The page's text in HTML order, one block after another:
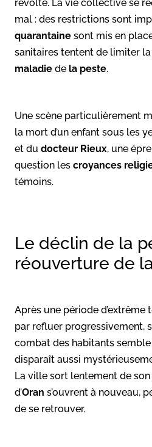
révolte. La vie collective se
mal : des restrictions sont
quarantaine sont mis en
sanitaires tentent de limiter
maladie de la peste.
Une scène particulièrement
la mort d’un enfant sous les
et du docteur Rieux, une
question les croyances
témoins.
Le déclin de la
réouverture de
Après une période d’extrême
par refluer progressivement,
combat des habitants
disparaît aussi
La ville sort lentement de
d’Oran s’ouvrent à nouveau,
de se retrouver.